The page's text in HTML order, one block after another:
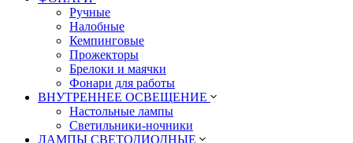
Ручные
Налобные
Кемпинговые
Прожекторы
Брелоки и маячки
Фонари для работы
ВНУТРЕННЕЕ ОСВЕЩЕНИЕ
Настольные лампы
Светильники-ночники
ЛАМПЫ СВЕТОДИОДНЫЕ